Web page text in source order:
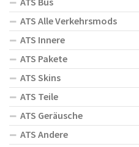
ATS Alle Verkehrsmods
ATS Innere
ATS Pakete
ATS Skins
ATS Teile
ATS Geräusche
ATS Andere